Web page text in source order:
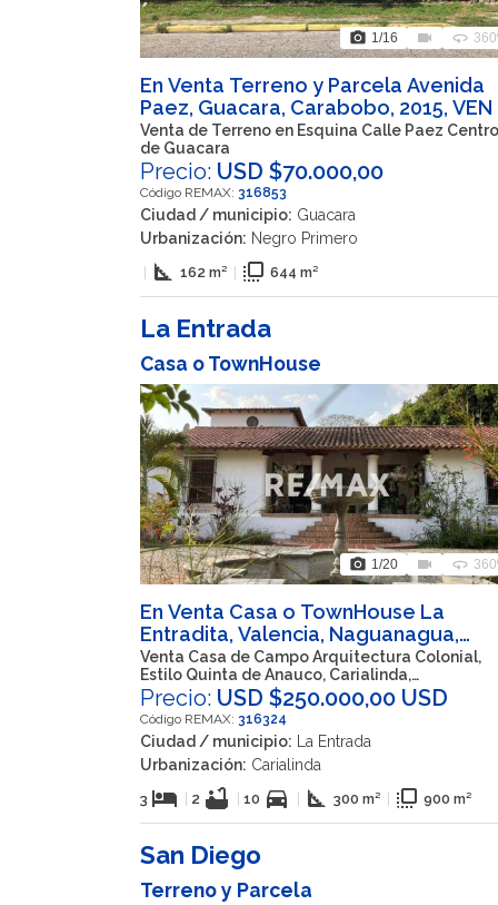
photo_camera 1/16 videocam 360
En Venta Terreno y Parcela Avenida
Paez, Guacara, Carabobo, 2015, VEN
Venta de Terreno en Esquina Calle Paez Centro
de Guacara
Precio: USD $70.000,00
Código REMAX: 316853
Ciudad / municipio: Guacara
Urbanización: Negro Primero
square_foot 162 m² flip_to_front 644 m²
La Entrada
Casa o TownHouse
photo_camera 1/20 videocam 360
En Venta Casa o TownHouse La
Entradita, Valencia, Naguanagua,
Carabobo, VEN
Venta Casa de Campo Arquitectura Colonial,
Estilo Quinta de Anauco, Carialinda,
Naguanagua
Precio: USD $250.000,00 USD
Código REMAX: 316324
Ciudad / municipio: La Entrada
Urbanización: Carialinda
3 hotel 2 bathtub 10 directions_car square_foot 300 m² flip_to_front 900 m²
San Diego
Terreno y Parcela